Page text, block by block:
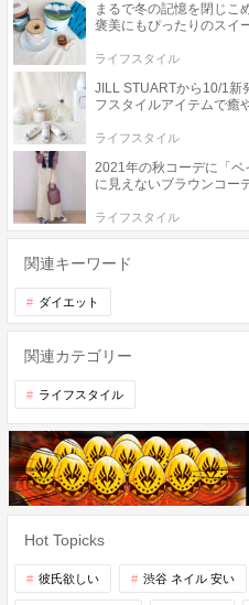
まるで冬の記憶を閉じ
褒美にもぴったりのスイ
ライフスタイル
JILL STUARTから10/1新
フスタイルアイテムで癒
ライフスタイル
2021年の秋コーデに「
に見えないブラウンコー
ライフスタイル
関連キーワード
ダイエット
関連カテゴリー
ライフスタイル
Hot Topicks
彼氏欲しい 渋谷 ネイル 安い